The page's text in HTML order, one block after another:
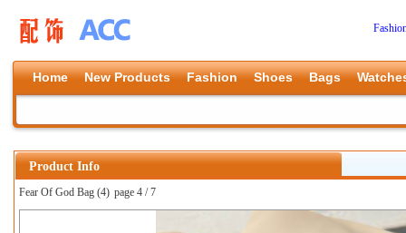
Home New Products Fashion Shoes Bags
Product Info
Fear Of God Bag (4) page 4 / 7